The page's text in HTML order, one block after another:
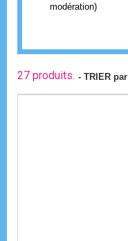
modération)
27 produits. - TRIER par